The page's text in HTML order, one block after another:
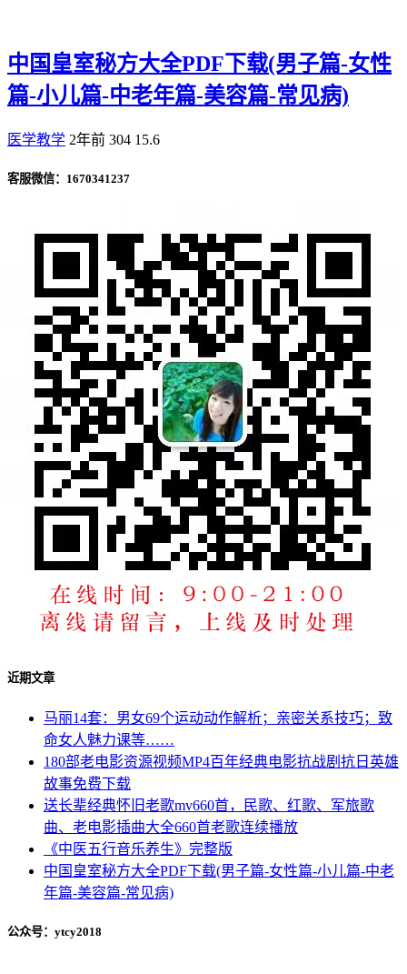
中国皇室秘方大全PDF下载(男子篇-女性
篇-小儿篇-中老年篇-美容篇-常见病)
医学教学 2年前 304 15.6
客服微信：1670341237
近期文章
马丽14套：男女69个运动动作解析；亲密关系技巧；致
命女人魅力课等……
180部老电影资源视频MP4百年经典电影抗战剧抗日英雄
故事免费下载
送长辈经典怀旧老歌mv660首，民歌、红歌、军旅歌
曲、老电影插曲大全660首老歌连续播放
《中医五行音乐养生》完整版
中国皇室秘方大全PDF下载(男子篇-女性篇-小儿篇-中老
年篇-美容篇-常见病)
公众号：ytcy2018